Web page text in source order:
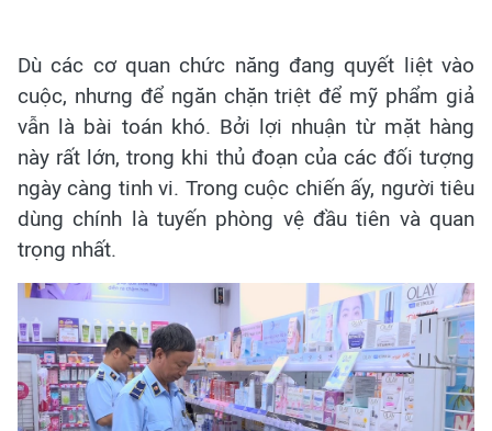
Dù các cơ quan chức năng đang quyết liệt vào
cuộc, nhưng để ngăn chặn triệt để mỹ phẩm giả
vẫn là bài toán khó. Bởi lợi nhuận từ mặt hàng
này rất lớn, trong khi thủ đoạn của các đối tượng
ngày càng tinh vi. Trong cuộc chiến ấy, người tiêu
dùng chính là tuyến phòng vệ đầu tiên và quan
trọng nhất.